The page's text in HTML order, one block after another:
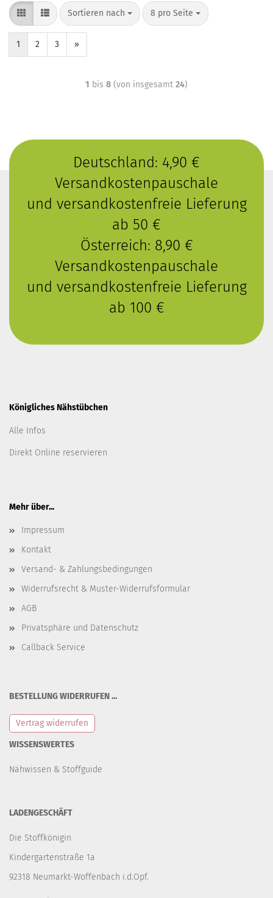
Sortieren nach 8 pro Seite
1 2 3 »
1 bis 8 (von insgesamt 24)
Deutschland: 4,90 €
Versandkostenpauschale
und versandkostenfreie Lieferung
ab 50 €
Österreich: 8,90 €
Versandkostenpauschale
und versandkostenfreie Lieferung
ab 100 €
Königliches Nähstübchen
Alle Infos
Direkt Online reservieren
Mehr über...
Impressum
Kontakt
Versand- & Zahlungsbedingungen
Widerrufsrecht & Muster-Widerrufsformular
AGB
Privatsphäre und Datenschutz
Callback Service
BESTELLUNG WIDERRUFEN ...
Vertrag widerrufen
WISSENSWERTES
Nähwissen & Stoffguide
LADENGESCHÄFT
Die Stoffkönigin
Kindergartenstraße 1a
92318 Neumarkt-Woffenbach i.d.Opf.